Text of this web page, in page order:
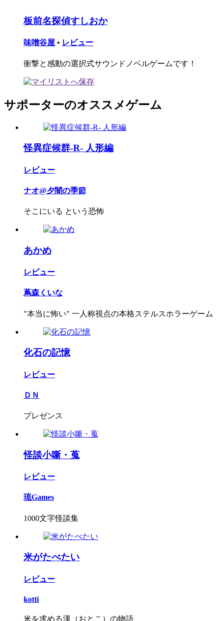
板前名探偵すしおか
味噌谷屋 • レビュー
衝撃と感動の選択式サウンドノベルゲームです！
サポーターのオススメゲーム
怪異症候群-R- 人形編
レビュー
ナオ@夕闇の季節
そこにいる という恐怖
あかめ
レビュー
蔦森くいな
"本当に怖い" 一人称視点の本格ステルスホラーゲーム
化石の記憶
レビュー
ＤＮ
プレゼンス
怪談小噺・蒐
レビュー
琉Games
1000文字怪談集
米がたべたい
レビュー
kotti
米を求める漢（おとこ）の物語